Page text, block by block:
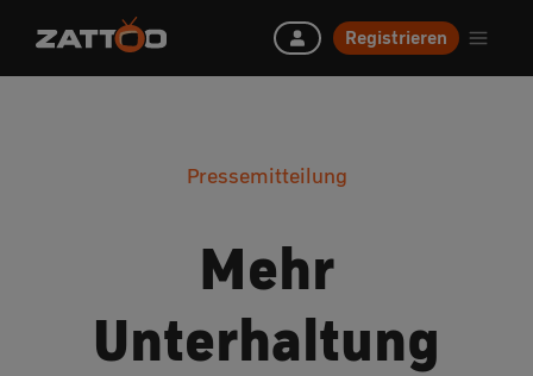
Registrieren
Pressemitteilung
Mehr
Unterhaltung